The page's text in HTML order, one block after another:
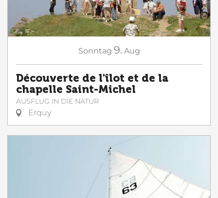
Sonntag 9. Aug
Découverte de l'îlot et de la
chapelle Saint-Michel
AUSFLUG IN DIE NATUR
Erquy